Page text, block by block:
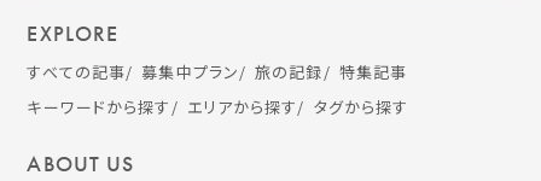
EXPLORE
すべての記事 募集中プラン 旅の記録
特集記事
キーワードから探す
エリアから探す タグから探す
ABOUT US